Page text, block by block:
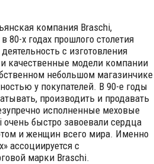
компания Braschi,
х годах прошлого столетия
с изготовления
качественные модели компании
небольшом магазинчике
у покупателей. В 90-е годы
производить и продавать
исполненные меховые
очень быстро завоевали сердца
и женщин всего мира. Именно
ассоциируется с
марки Braschi.